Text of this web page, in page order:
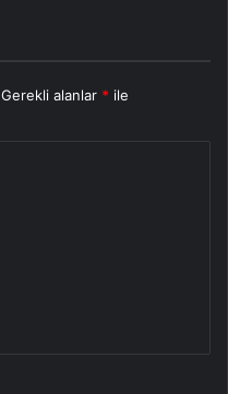
Gerekli alanlar * ile